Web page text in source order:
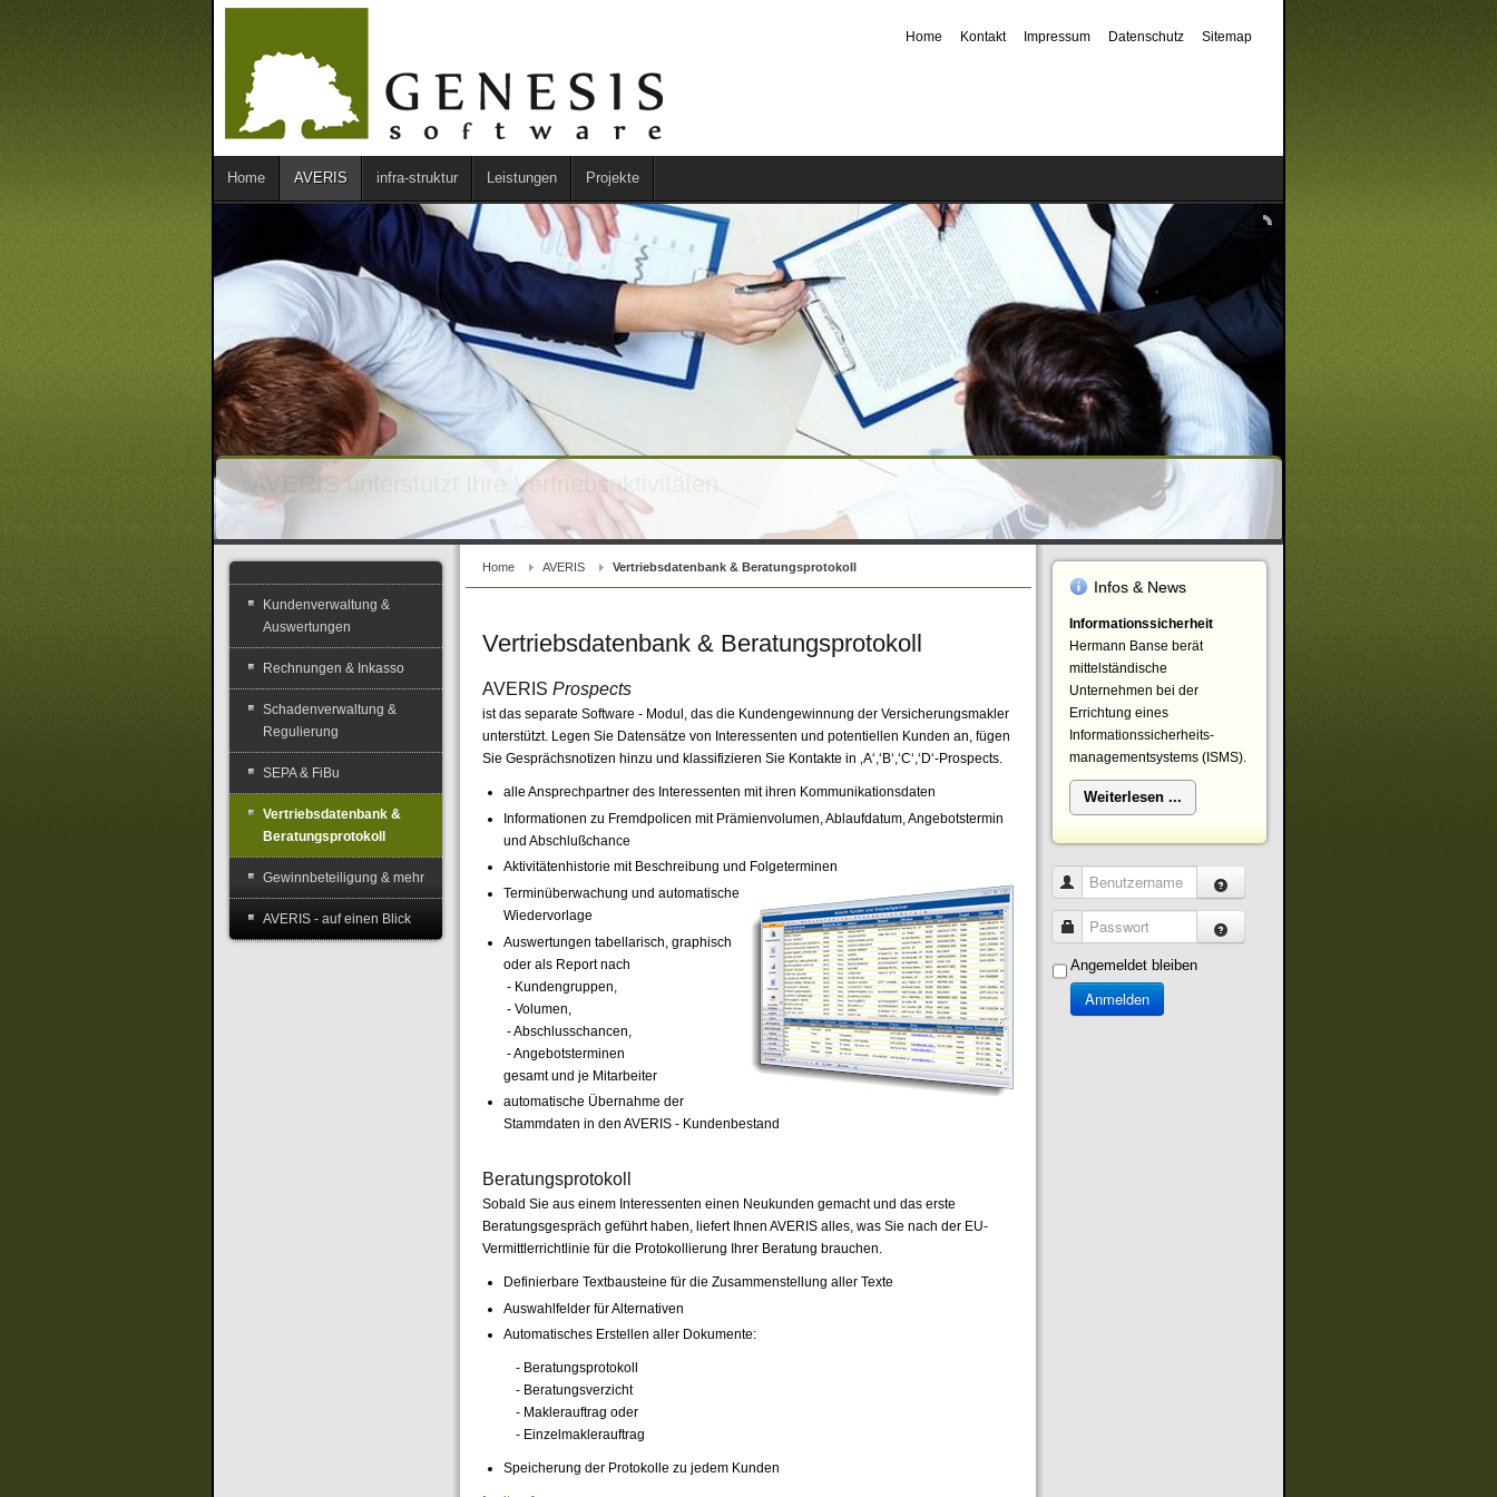
Home Kontakt Impressum Datenschutz Sitemap
Home AVERIS infra-struktur Leistungen Projekte
AVERIS unterstützt Ihre Vertriebsaktivitäten
Home AVERIS Vertriebsdatenbank & Beratungsprotokoll
Vertriebsdatenbank & Beratungsprotokoll
AVERIS Prospects
ist das separate Software - Modul, das die Kundengewinnung der Versicherungsmakler
unterstützt. Legen Sie Datensätze von Interessenten und potentiellen Kunden an, fügen
Sie Gesprächsnotizen hinzu und klassifizieren Sie Kontakte in ‚A‘,‘B‘,‘C‘,‘D‘-Prospects.
alle Ansprechpartner des Interessenten mit ihren Kommunikationsdaten
Informationen zu Fremdpolicen mit Prämienvolumen, Ablaufdatum, Angebotstermin
und Abschlußchance
Aktivitätenhistorie mit Beschreibung und Folgeterminen
Terminüberwachung und automatische
Wiedervorlage
Auswertungen tabellarisch, graphisch
oder als Report nach
- Kundengruppen,
- Volumen,
- Abschlusschancen,
- Angebotsterminen
gesamt und je Mitarbeiter
automatische Übernahme der
Stammdaten in den AVERIS - Kundenbestand
Beratungsprotokoll
Sobald Sie aus einem Interessenten einen Neukunden gemacht und das erste
Beratungsgespräch geführt haben, liefert Ihnen AVERIS alles, was Sie nach der EU-
Vermittlerrichtlinie für die Protokollierung Ihrer Beratung brauchen.
Definierbare Textbausteine für die Zusammenstellung aller Texte
Auswahlfelder für Alternativen
Automatisches Erstellen aller Dokumente:
- Beratungsprotokoll
- Beratungsverzicht
- Maklerauftrag oder
- Einzelmaklerauftrag
Speicherung der Protokolle zu jedem Kunden
Kundenverwaltung &
Auswertungen
Rechnungen & Inkasso
Schadenverwaltung &
Regulierung
SEPA & FiBu
Vertriebsdatenbank &
Beratungsprotokoll
Gewinnbeteiligung & mehr
AVERIS - auf einen Blick
Infos & News
Informationssicherheit
Hermann Banse berät
mittelständische
Unternehmen bei der
Errichtung eines
Informationssicherheits-
managementsystems (ISMS).
Weiterlesen ...
Benutzername
Passwort
Angemeldet bleiben
Anmelden